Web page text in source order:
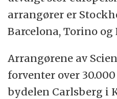
arrangører er
Barcelona, Torino og
Arrangørene av
forventer over
bydelen Carlsberg i